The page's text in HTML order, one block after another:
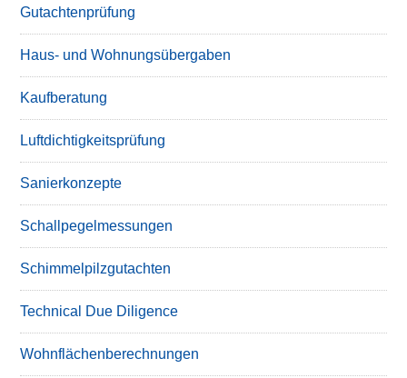
Gutachtenprüfung
Haus- und Wohnungsübergaben
Kaufberatung
Luftdichtigkeitsprüfung
Sanierkonzepte
Schallpegelmessungen
Schimmelpilzgutachten
Technical Due Diligence
Wohnflächenberechnungen